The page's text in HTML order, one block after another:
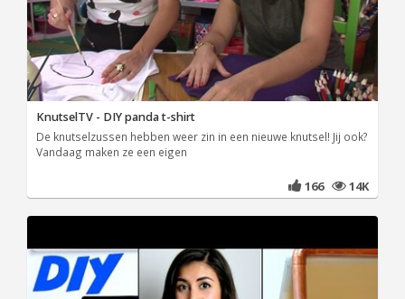
KnutselTV - DIY panda t-shirt
De knutselzussen hebben weer zin in een nieuwe knutsel! Jij ook?
Vandaag maken ze een eigen
166 14K